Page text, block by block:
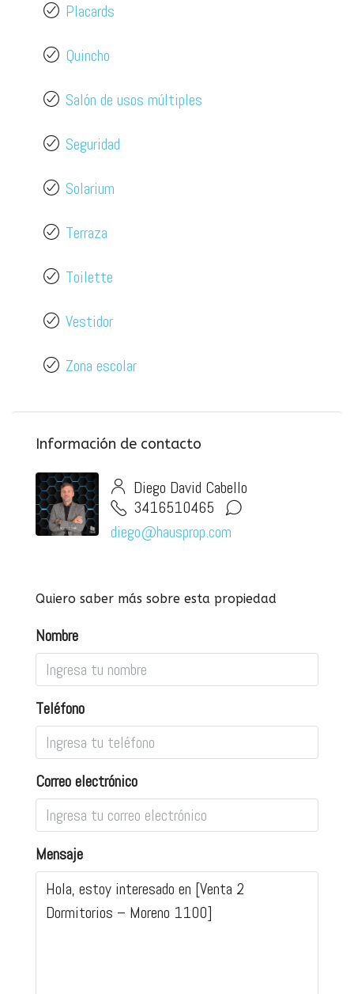
Placards
Quincho
Salón de usos múltiples
Seguridad
Solarium
Terraza
Toilette
Vestidor
Zona escolar
Información de contacto
Diego David Cabello
3416510465
diego@hausprop.com
Quiero saber más sobre esta propiedad
Nombre
Teléfono
Correo electrónico
Mensaje